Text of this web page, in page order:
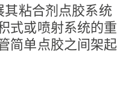
其粘合剂点胶系统
式或喷射系统的重
简单点胶之间架起